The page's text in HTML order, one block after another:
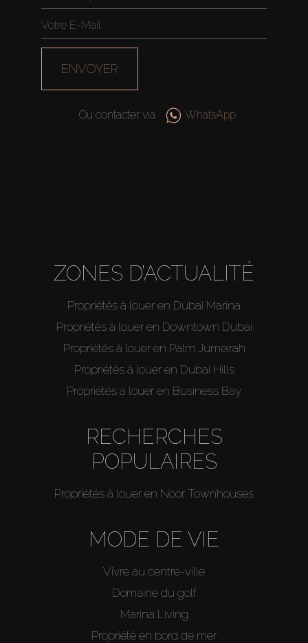
ENVOYER
Ou contacter via WhatsApp
ZONES D’ACTUALITÉ
Propriétés à louer en Dubai Marina
Propriétés à louer en Downtown Dubai
Propriétés à louer en Palm Jumeirah
Propriétés à louer en Dubai Hills
Propriétés à louer en Business Bay
RECHERCHES
POPULAIRES
Propriétés à louer en Noor Townhouses
MODE DE VIE
Vivre au centre-ville
Domaine du golf
Marina Living
Propriété en bord de mer